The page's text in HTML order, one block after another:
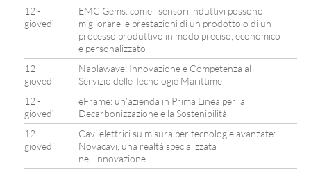
12 -
giovedì
EMC Gems: come i sensori induttivi possono
migliorare le prestazioni di un prodotto o di un
processo produttivo in modo preciso, economico
e personalizzato
12 -
giovedì
Nablawave: Innovazione e Competenza al
Servizio delle Tecnologie Marittime
12 -
giovedì
eFrame: un’azienda in Prima Linea per la
Decarbonizzazione e la Sostenibilità
12 -
giovedì
Cavi elettrici su misura per tecnologie avanzate:
Novacavi, una realtà specializzata
nell’innovazione